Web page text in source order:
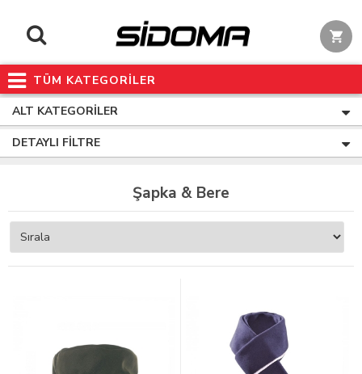
TÜM KATEGORİLER
ALT KATEGORILER
DETAYLI FILTRE
Şapka & Bere